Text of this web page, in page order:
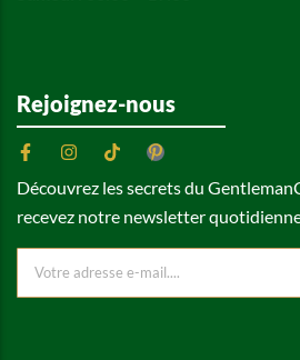
Rejoignez-nous
Découvrez les secrets du
recevez notre newsletter